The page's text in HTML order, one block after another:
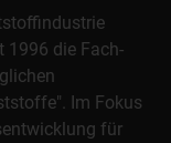
1996 die Fach-
Im Fokus
für